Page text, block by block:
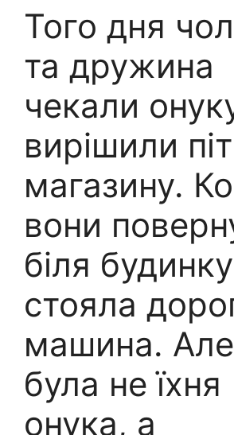
Того дня
та дружина
чекали
вирішили
магазину.
вони
біля будинку
стояла
машина. Але
була не їхня
онука, а